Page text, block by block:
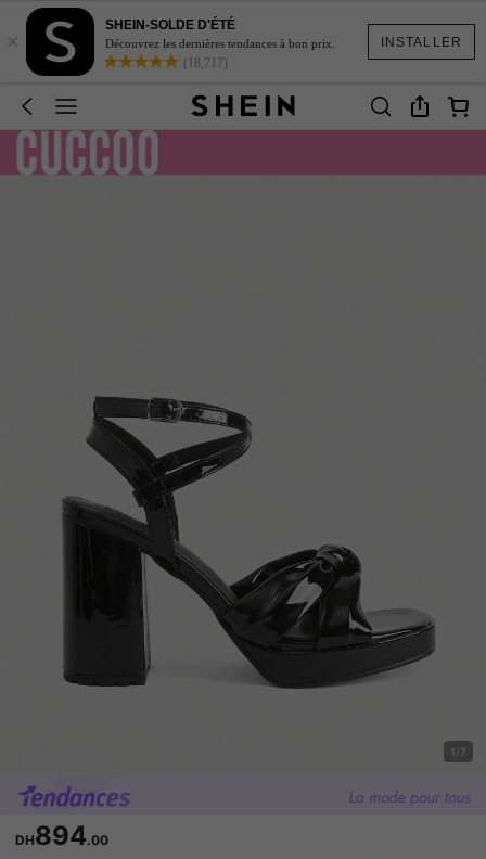
INSTALLER
×
SHEIN-SOLDE D'ÉTÉ
Découvrez les dernières tendances à bon prix.
(18,717)
1/7
DH894.00